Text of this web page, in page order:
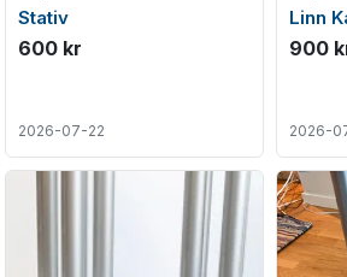
Stativ
600 kr
2026-07-22
Linn
900
2026-